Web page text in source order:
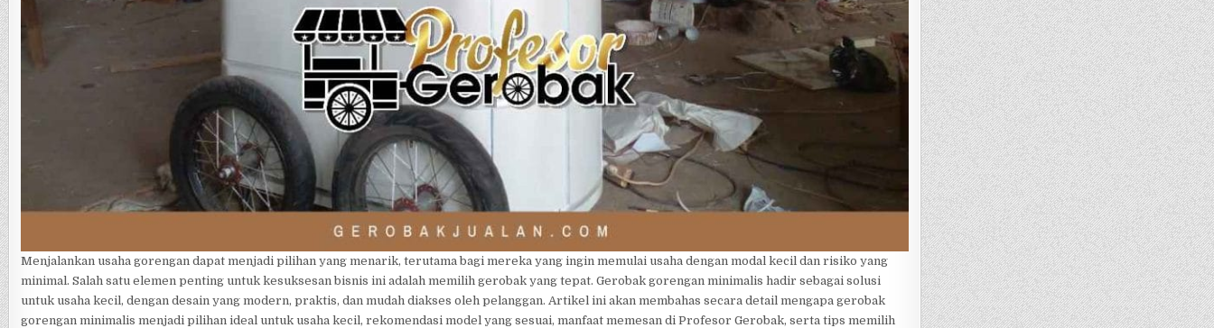
Menjalankan usaha gorengan dapat menjadi pilihan yang menarik, terutama bagi mereka yang ingin memulai usaha dengan modal kecil dan risiko yang
minimal. Salah satu elemen penting untuk kesuksesan bisnis ini adalah memilih gerobak yang tepat. Gerobak gorengan minimalis hadir sebagai solusi
untuk usaha kecil, dengan desain yang modern, praktis, dan mudah diakses oleh pelanggan. Artikel ini akan membahas secara detail mengapa gerobak
gorengan minimalis menjadi pilihan ideal untuk usaha kecil, rekomendasi model yang sesuai, manfaat memesan di Profesor Gerobak, serta tips memilih